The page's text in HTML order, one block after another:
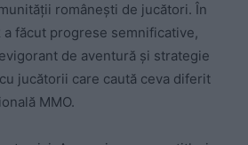
românești de jucători. În
a făcut progrese semnificative,
de aventură și strategie
jucătorii care caută ceva diferit
MMO.